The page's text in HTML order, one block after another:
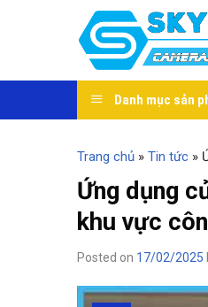
Danh mục sản
Trang chủ » Tin tức »
Ứng dụng
khu vực
Posted on 17/02/2025